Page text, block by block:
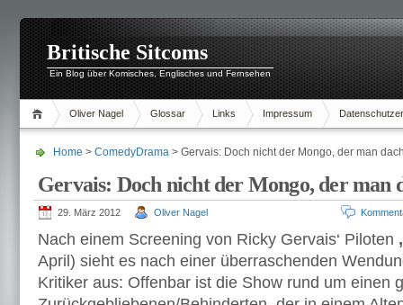
Britische Sitcoms
Ein Blog über Komisches, Englisches und Fernsehen
Oliver Nagel Glossar Links Impressum
Home > ComedyDrama > Gervais: Doch nicht der Mongo, der man
Gervais: Doch nicht der Mongo, der man
29. März 2012 Oliver Nagel
Nach einem Screening von Ricky Gervais‘ Piloten
April) sieht es nach einer überraschenden
Kritiker aus: Offenbar ist die Show rund um einen